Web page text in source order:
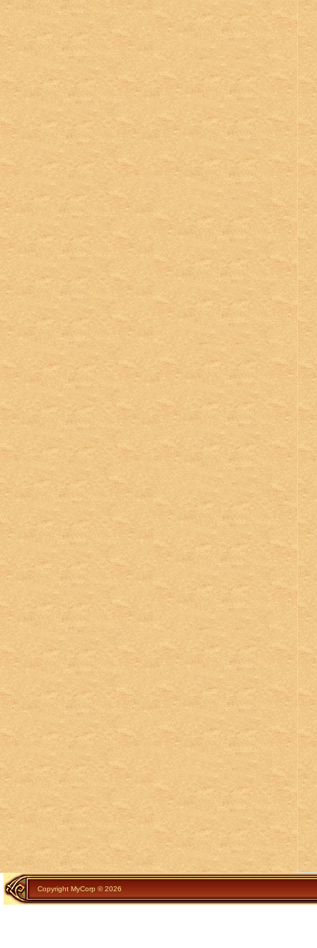
Copyright MyCorp © 2026